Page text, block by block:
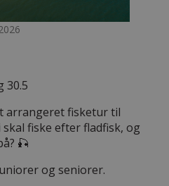
30.5
arrangeret fisketur til
fiske efter fladfisk, og
🎣
og seniorer.